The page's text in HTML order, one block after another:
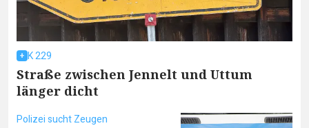
K 229
Straße zwischen Jennelt und Uttum
länger dicht
Polizei sucht Zeugen